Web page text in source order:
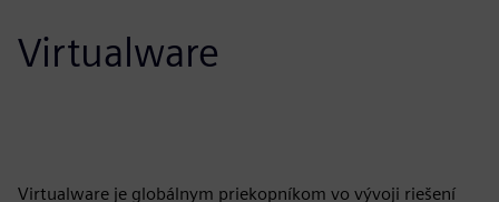
Virtualware
Virtualware je globálnym priekopníkom vo vývoji riešení